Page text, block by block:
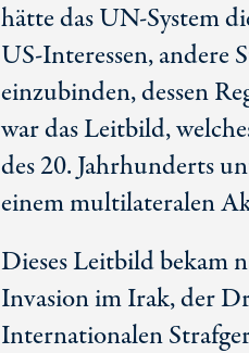
hätte dasUN-System
US-Interessen, andere
einzubinden, dessen
war das Leitbild,
des20. Jahrhunderts
einem multilateralen
Dieses Leitbild bekam
Invasion im Irak, der
Internationalen